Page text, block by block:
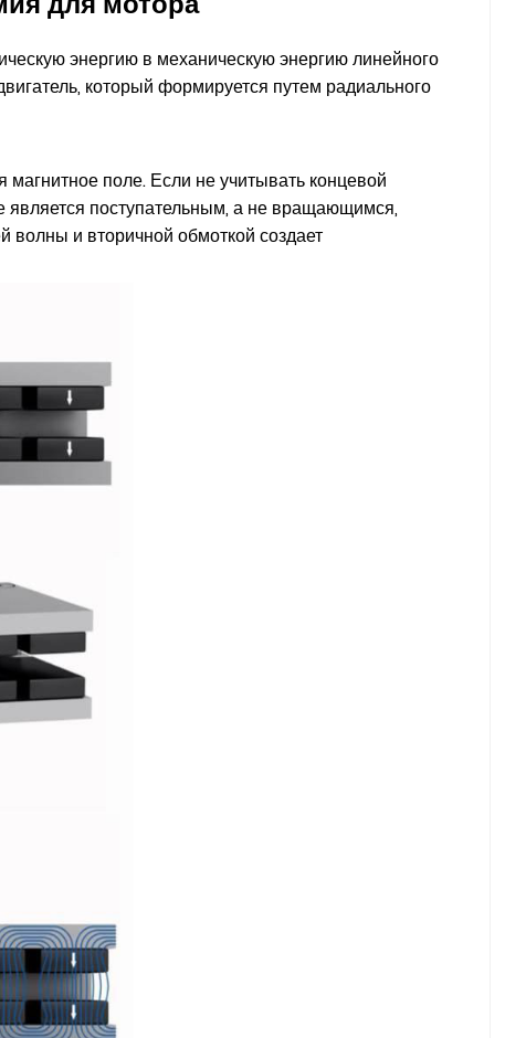
энергию в механическую энергию линейного
который формируется путем радиального
поле. Если не учитывать концевой
является поступательным, а не вращающимся,
и вторичной обмоткой создает